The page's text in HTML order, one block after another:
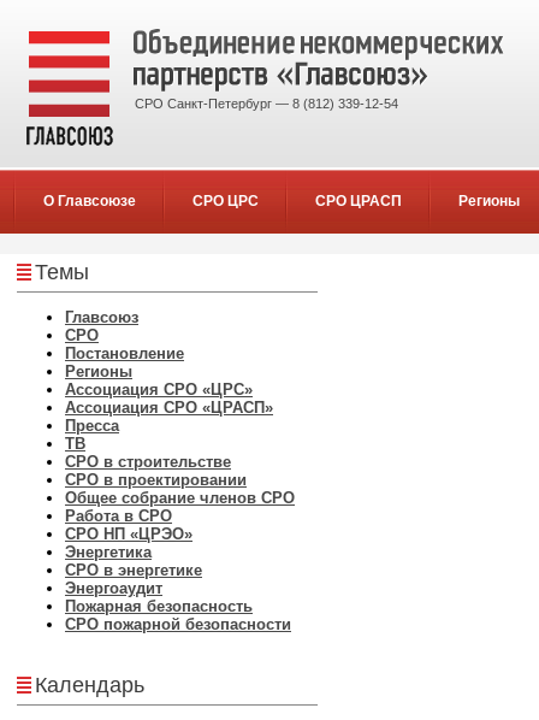
СРО Санкт-Петербург — 8 (812) 339-12-54
О Главсоюзе СРО ЦРС СРО ЦРАСП Регионы
Темы
Главсоюз
СРО
Постановление
Регионы
Ассоциация СРО «ЦРС»
Ассоциация СРО «ЦРАСП»
Пресса
ТВ
СРО в строительстве
СРО в проектировании
Общее собрание членов СРО
Работа в СРО
СРО НП «ЦРЭО»
Энергетика
СРО в энергетике
Энергоаудит
Пожарная безопасность
СРО пожарной безопасности
Календарь